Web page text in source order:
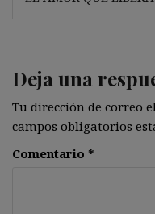
Deja una
Tu dirección de correo
campos obligatorios
Comentario *